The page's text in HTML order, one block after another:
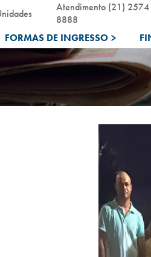
FORMAS DE INGRESSO >
Atendimento (21) 2574
8888